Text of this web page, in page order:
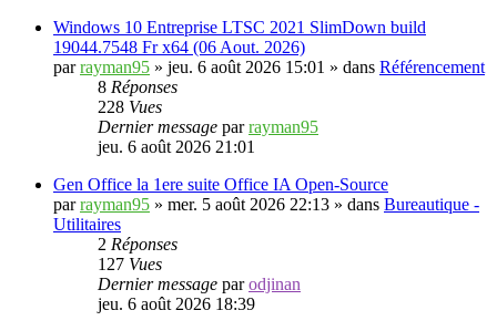
Windows 10 Entreprise LTSC 2021 SlimDown build
19044.7548 Fr x64 (06 Aout. 2026)
parrayman95 » jeu. 6 août 2026 15:01 » dans Référencement
8 Réponses
228 Vues
Dernier message parrayman95
jeu. 6 août 2026 21:01
Gen Office la 1ere suite Office IA Open-Source
parrayman95 » mer. 5 août 2026 22:13 » dans Bureautique -
Utilitaires
2 Réponses
127 Vues
Dernier message parodjinan
jeu. 6 août 2026 18:39